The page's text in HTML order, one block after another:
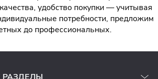
удобство покупки — учитывая
потребности, предложим
до профессиональных.